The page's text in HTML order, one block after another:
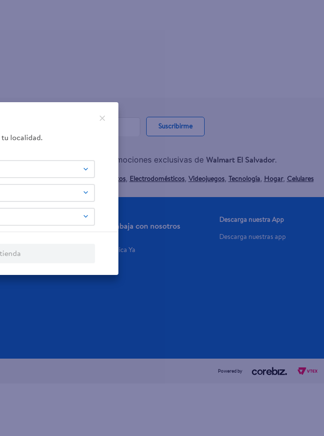
Suscribirme
el envío de noticias y promociones exclusivas de Walmart El Salvador.
,Pantallas,Antigripales,Suplementos, Electrodomésticos, Videojuegos, Tecnología, Hogar, Celulares
Xiaomi,Celulares Honor.
Tarjeta de Crédito
Trabaja con nosotros
Aplica Ya
Descarga nuestra App
Descarga nuestras app
Powered by
localidad.